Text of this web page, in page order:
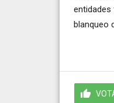
entidades
blanqueo